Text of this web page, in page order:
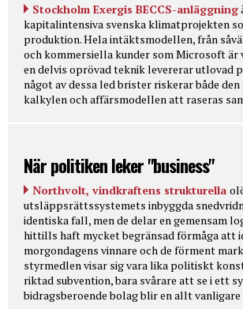
Stockholm Exergis BECCS-anläggning
kapitalintensiva svenska klimatprojekten
produktion. Hela intäktsmodellen, från
och kommersiella kunder som Microsoft
en delvis oprövad teknik levererar utlovad
något av dessa led brister riskerar både
kalkylen och affärsmodellen att raseras
När politiken leker "business"
Northvolt, vindkraftens strukturella
utsläppsrättssystemets inbyggda
identiska fall, men de delar en gemensam
hittills haft mycket begränsad förmåga att
morgondagens vinnare och de förment
styrmedlen visar sig vara lika politiskt
riktad subvention, bara svårare att se i ett
bidragsberoende bolag blir en allt